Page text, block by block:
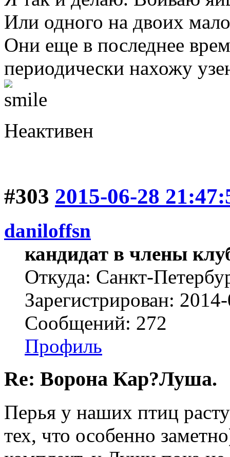
Или одного на двоих
Они еще в последнее
периодически нахожу
Неактивен
#303 2015-06-28
daniloffsn
кандидат в члены
Откуда: Санкт-
Зарегистрирован:
Сообщений: 272
Профиль
Re: Ворона Кар?Луша.
Перья у наших птиц
тех, что особенно